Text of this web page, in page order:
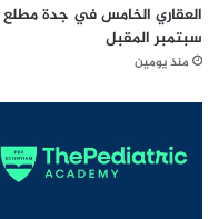
ل
ا
ت
ا
العقاري الخامس في جدة مطلع
سبتمبر المقبل
منذ يومين